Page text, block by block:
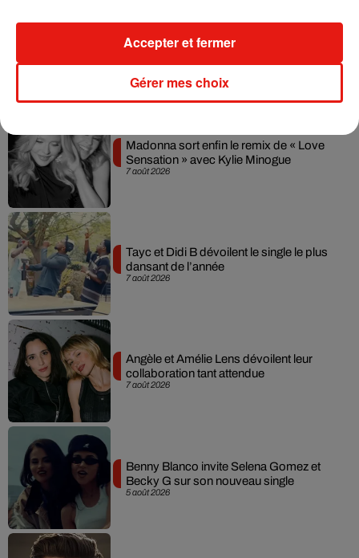
7 août 2026
Julien Lieb s’essaye à la vie de chatelain
dans son nouveau clip
7 août 2026
Madonna sort enfin le remix de « Love
Sensation » avec Kylie Minogue
7 août 2026
Tayc et Didi B dévoilent le single le plus
dansant de l’année
7 août 2026
Angèle et Amélie Lens dévoilent leur
collaboration tant attendue
5 août 2026
Benny Blanco invite Selena Gomez et
Becky G sur son nouveau single
Gérer mes choix
Accepter et fermer